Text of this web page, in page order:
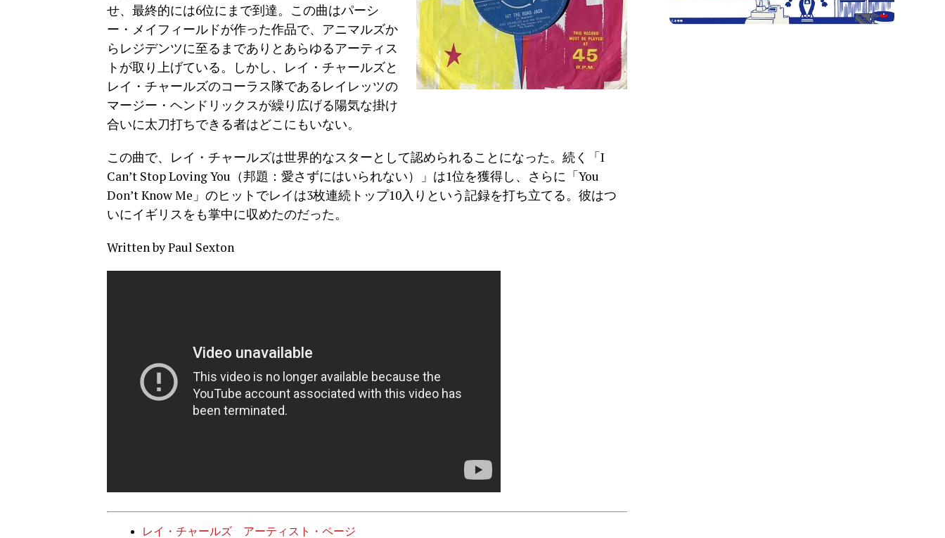
せ、最終的には6位にまで到達。この曲はパーシ
ー・メイフィールドが作った作品で、アニマルズか
らレジデンツに至るまでありとあらゆるアーティス
トが取り上げている。しかし、レイ・チャールズと
レイ・チャールズのコーラス隊であるレイレッツの
マージー・ヘンドリックスが繰り広げる陽気な掛け
合いに太刀打ちできる者はどこにもいない。
この曲で、レイ・チャールズは世界的なスターとして認められることになった。続く「I
Can’t Stop Loving You（邦題：愛さずにはいられない）」は1位を獲得し、さらに「You
Don’t Know Me」のヒットでレイは3枚連続トップ10入りという記録を打ち立てる。彼はつ
いにイギリスをも掌中に収めたのだった。
Written by Paul Sexton
レイ・チャールズ アーティスト・ページ